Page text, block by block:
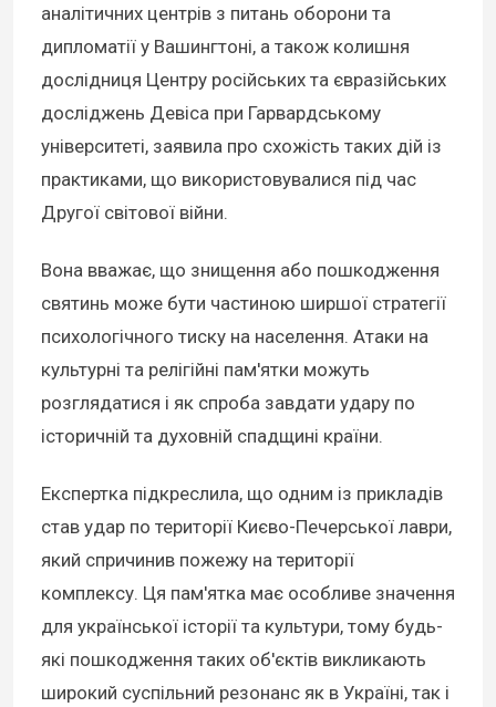
аналітичних центрів з питань оборони та
дипломатії у Вашингтоні, а також колишня
дослідниця Центру російських та євразійських
досліджень Девіса при Гарвардському
університеті, заявила про схожість таких дій із
практиками, що використовувалися під час
Другої світової війни.
Вона вважає, що знищення або пошкодження
святинь може бути частиною ширшої стратегії
психологічного тиску на населення. Атаки на
культурні та релігійні пам'ятки можуть
розглядатися і як спроба завдати удару по
історичній та духовній спадщині країни.
Експертка підкреслила, що одним із прикладів
став удар по території Києво-Печерської лаври,
який спричинив пожежу на території
комплексу. Ця пам'ятка має особливе значення
для української історії та культури, тому будь-
які пошкодження таких об'єктів викликають
широкий суспільний резонанс як в Україні, так і